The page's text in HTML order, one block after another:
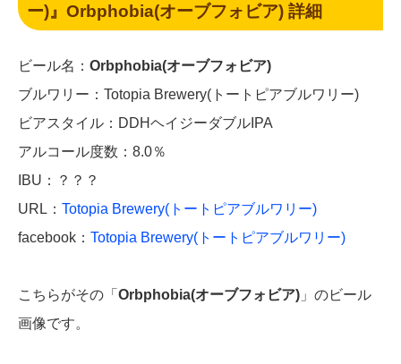
ー)』Orbphobia(オーブフォビア) 詳細
ビール名： Orbphobia(オーブフォビア)
ブルワリー：Totopia Brewery(トートピアブルワリー)
ビアスタイル：DDHヘイジーダブルIPA
アルコール度数：8.0％
IBU：？？？
URL： Totopia Brewery(トート ピアブルワリー)
facebook： Totopia Brewery(トートピアブルワリー)
こちらがその「 Orbphobia(オーブフォビア) 」のビール
画像です。